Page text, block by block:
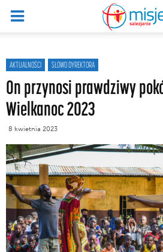
AKTUALNOŚCI SŁOWO DYREKTORA
On przynosi prawdziwy
Wielkanoc 2023
8 kwietnia 2023